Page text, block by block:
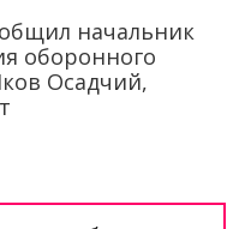
начальник
оборонного
Осадчий,